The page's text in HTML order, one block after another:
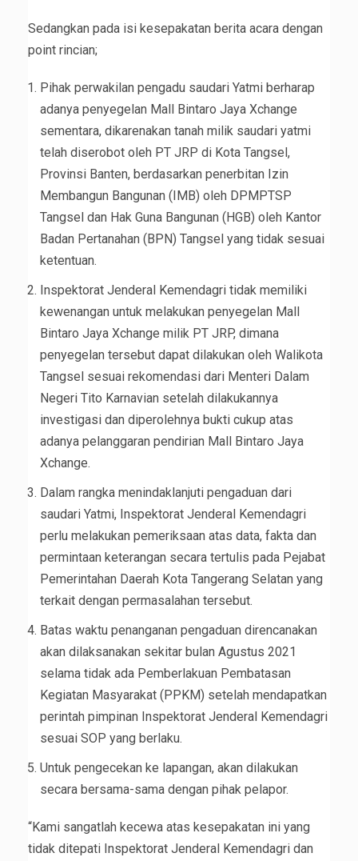
Sedangkan pada isi kesepakatan berita acara dengan
point rincian;
Pihak perwakilan pengadu saudari Yatmi berharap
adanya penyegelan Mall Bintaro Jaya Xchange
sementara, dikarenakan tanah milik saudari yatmi
telah diserobot oleh PT JRP di Kota Tangsel,
Provinsi Banten, berdasarkan penerbitan Izin
Membangun Bangunan (IMB) oleh DPMPTSP
Tangsel dan Hak Guna Bangunan (HGB) oleh Kantor
Badan Pertanahan (BPN) Tangsel yang tidak sesuai
ketentuan.
Inspektorat Jenderal Kemendagri tidak memiliki
kewenangan untuk melakukan penyegelan Mall
Bintaro Jaya Xchange milik PT JRP, dimana
penyegelan tersebut dapat dilakukan oleh Walikota
Tangsel sesuai rekomendasi dari Menteri Dalam
Negeri Tito Karnavian setelah dilakukannya
investigasi dan diperolehnya bukti cukup atas
adanya pelanggaran pendirian Mall Bintaro Jaya
Xchange.
Dalam rangka menindaklanjuti pengaduan dari
saudari Yatmi, Inspektorat Jenderal Kemendagri
perlu melakukan pemeriksaan atas data, fakta dan
permintaan keterangan secara tertulis pada Pejabat
Pemerintahan Daerah Kota Tangerang Selatan yang
terkait dengan permasalahan tersebut.
Batas waktu penanganan pengaduan direncanakan
akan dilaksanakan sekitar bulan Agustus 2021
selama tidak ada Pemberlakuan Pembatasan
Kegiatan Masyarakat (PPKM) setelah mendapatkan
perintah pimpinan Inspektorat Jenderal Kemendagri
sesuai SOP yang berlaku.
Untuk pengecekan ke lapangan, akan dilakukan
secara bersama-sama dengan pihak pelapor.
“Kami sangatlah kecewa atas kesepakatan ini yang
tidak ditepati Inspektorat Jenderal Kemendagri dan